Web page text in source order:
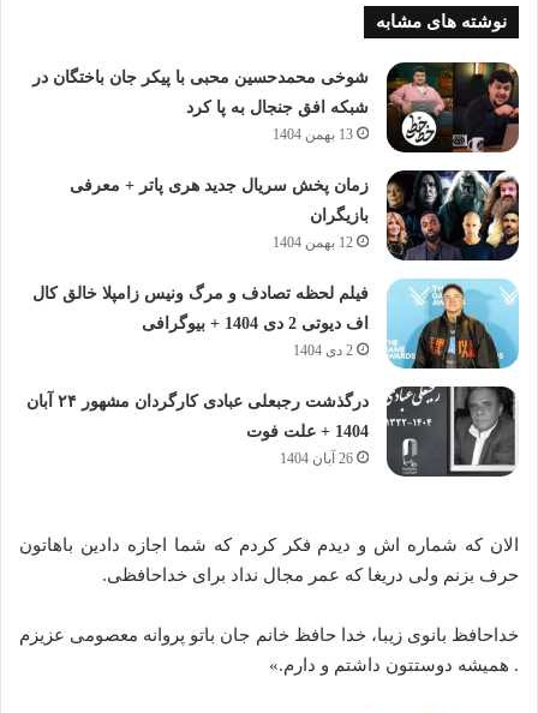
نوشته های مشابه
شوخی محمدحسین محبی با پیکر جان باختگان در
شبکه افق جنجال به پا کرد
13 بهمن 1404
زمان پخش سریال جدید هری پاتر + معرفی
بازیگران
12 بهمن 1404
فیلم لحظه تصادف و مرگ ونیس زامپلا خالق کال
اف دیوتی 2 دی 1404 + بیوگرافی
2 دی 1404
درگذشت رجبعلی عبادی کارگردان مشهور ۲۴ آبان
1404 + علت فوت
26 آبان 1404
الان که شماره اش و دیدم فکر کردم که شما اجازه دادین باهاتون
حرف بزنم ولی دریغا که عمر مجال نداد برای خداحافظی.
خداحافظ بانوی زیبا، خدا حافظ خانم جان باتو پروانه معصومی عزیزم
. همیشه دوستتون داشتم و دارم.»